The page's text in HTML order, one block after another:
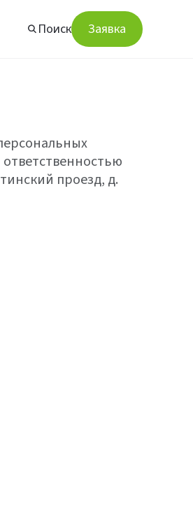
Поиск Заявка
проезд, д.